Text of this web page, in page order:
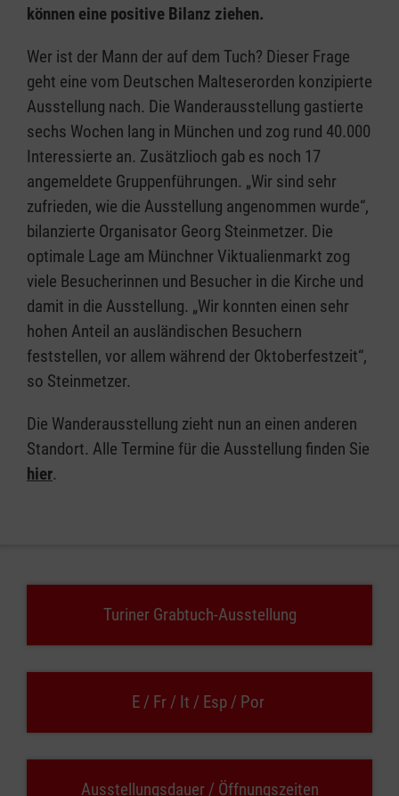
können eine positive Bilanz ziehen.
Wer ist der Mann der auf dem Tuch? Dieser Frage
geht eine vom Deutschen Malteserorden konzipierte
Ausstellung nach. Die Wanderausstellung gastierte
sechs Wochen lang in München und zog rund 40.000
Interessierte an. Zusätzlioch gab es noch 17
angemeldete Gruppenführungen. „Wir sind sehr
zufrieden, wie die Ausstellung angenommen wurde“,
bilanzierte Organisator Georg Steinmetzer. Die
optimale Lage am Münchner Viktualienmarkt zog
viele Besucherinnen und Besucher in die Kirche und
damit in die Ausstellung. „Wir konnten einen sehr
hohen Anteil an ausländischen Besuchern
feststellen, vor allem während der Oktoberfestzeit“,
so Steinmetzer.
Die Wanderausstellung zieht nun an einen anderen
Standort. Alle Termine für die Ausstellung finden Sie
hier.
Turiner Grabtuch-Ausstellung
E / Fr / It / Esp / Por
Ausstellungsdauer / Öffnungszeiten